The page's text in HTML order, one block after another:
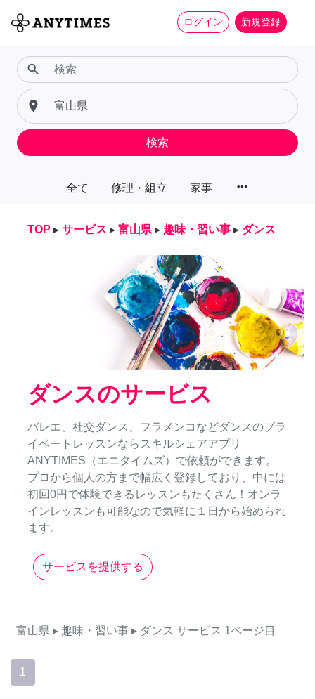
ログイン 新規登録
全て 修理・組立 家事 more_horiz
search
place
検索
TOP ▸ サービス ▸ 富山県 ▸ 趣味・習い事 ▸ ダンス
ダンスのサービス
バレエ、社交ダンス、フラメンコなどダンスのプラ
イベートレッスンならスキルシェアアプリ
ANYTIMES（エニタイムズ）で依頼ができます。
プロから個人の方まで幅広く登録しており、中には
初回0円で体験できるレッスンもたくさん！オンラ
インレッスンも可能なので気軽に１日から始められ
ます。
サービスを提供する
富山県 ▸ 趣味・習い事 ▸ ダンス サービス 1ページ目
1